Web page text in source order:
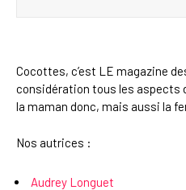
Cocottes, c’est LE magazine
considération tous les aspects
la maman donc, mais aussi la
Nos autrices :
Audrey Longuet